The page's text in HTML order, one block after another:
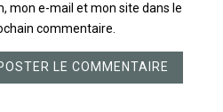
mon e-mail et mon site dans le
commentaire.